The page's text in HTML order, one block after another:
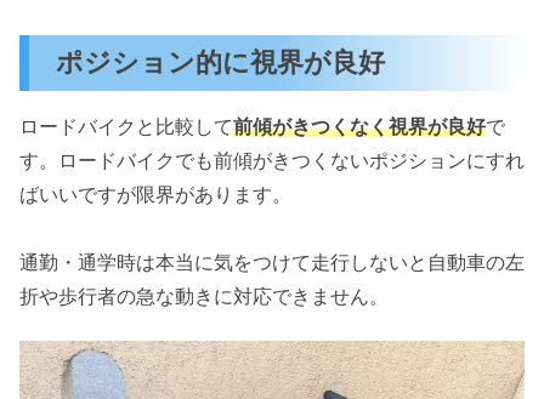
ポジション的に視界が良好
ロードバイクと比較して前傾がきつくなく視界が良好で
す。ロードバイクでも前傾がきつくないポジションにすれ
ばいいですが限界があります。
通勤・通学時は本当に気をつけて走行しないと自動車の左
折や歩行者の急な動きに対応できません。